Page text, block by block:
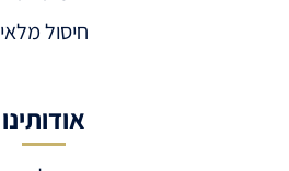
חיסול מלאי
אודותינו